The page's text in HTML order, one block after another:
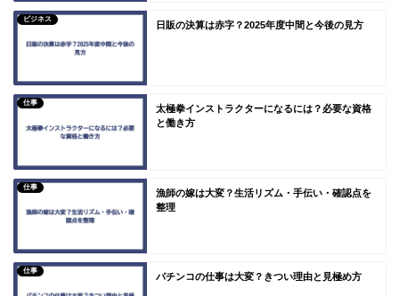
ビジネス
日販の決算は赤字？2025年度中間と今後の見方
仕事
太極拳インストラクターになるには？必要な資格
と働き方
仕事
漁師の嫁は大変？生活リズム・手伝い・確認点を
整理
仕事
パチンコの仕事は大変？きつい理由と見極め方